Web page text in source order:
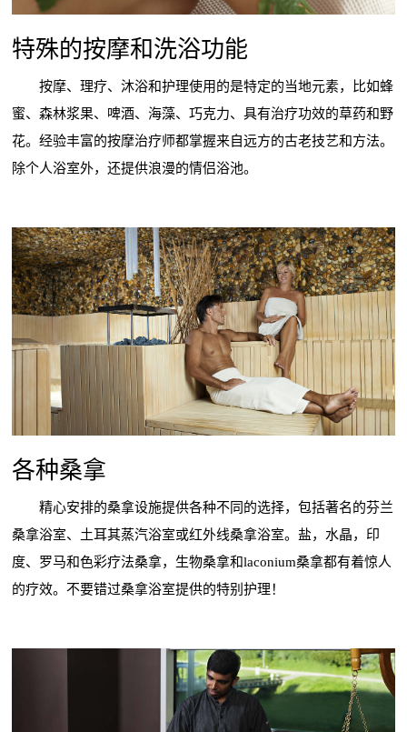
特殊的按摩和洗浴功能
按摩、理疗、沐浴和护理使用的是特定的当地元素，比如蜂
蜜、森林浆果、啤酒、海藻、巧克力、具有治疗功效的草药和野
花。经验丰富的按摩治疗师都掌握来自远方的古老技艺和方法。
除个人浴室外，还提供浪漫的情侣浴池。
各种桑拿
精心安排的桑拿设施提供各种不同的选择，包括著名的芬兰
桑拿浴室、土耳其蒸汽浴室或红外线桑拿浴室。盐，水晶，印
度、罗马和色彩疗法桑拿，生物桑拿和laconium桑拿都有着惊人
的疗效。不要错过桑拿浴室提供的特别护理！